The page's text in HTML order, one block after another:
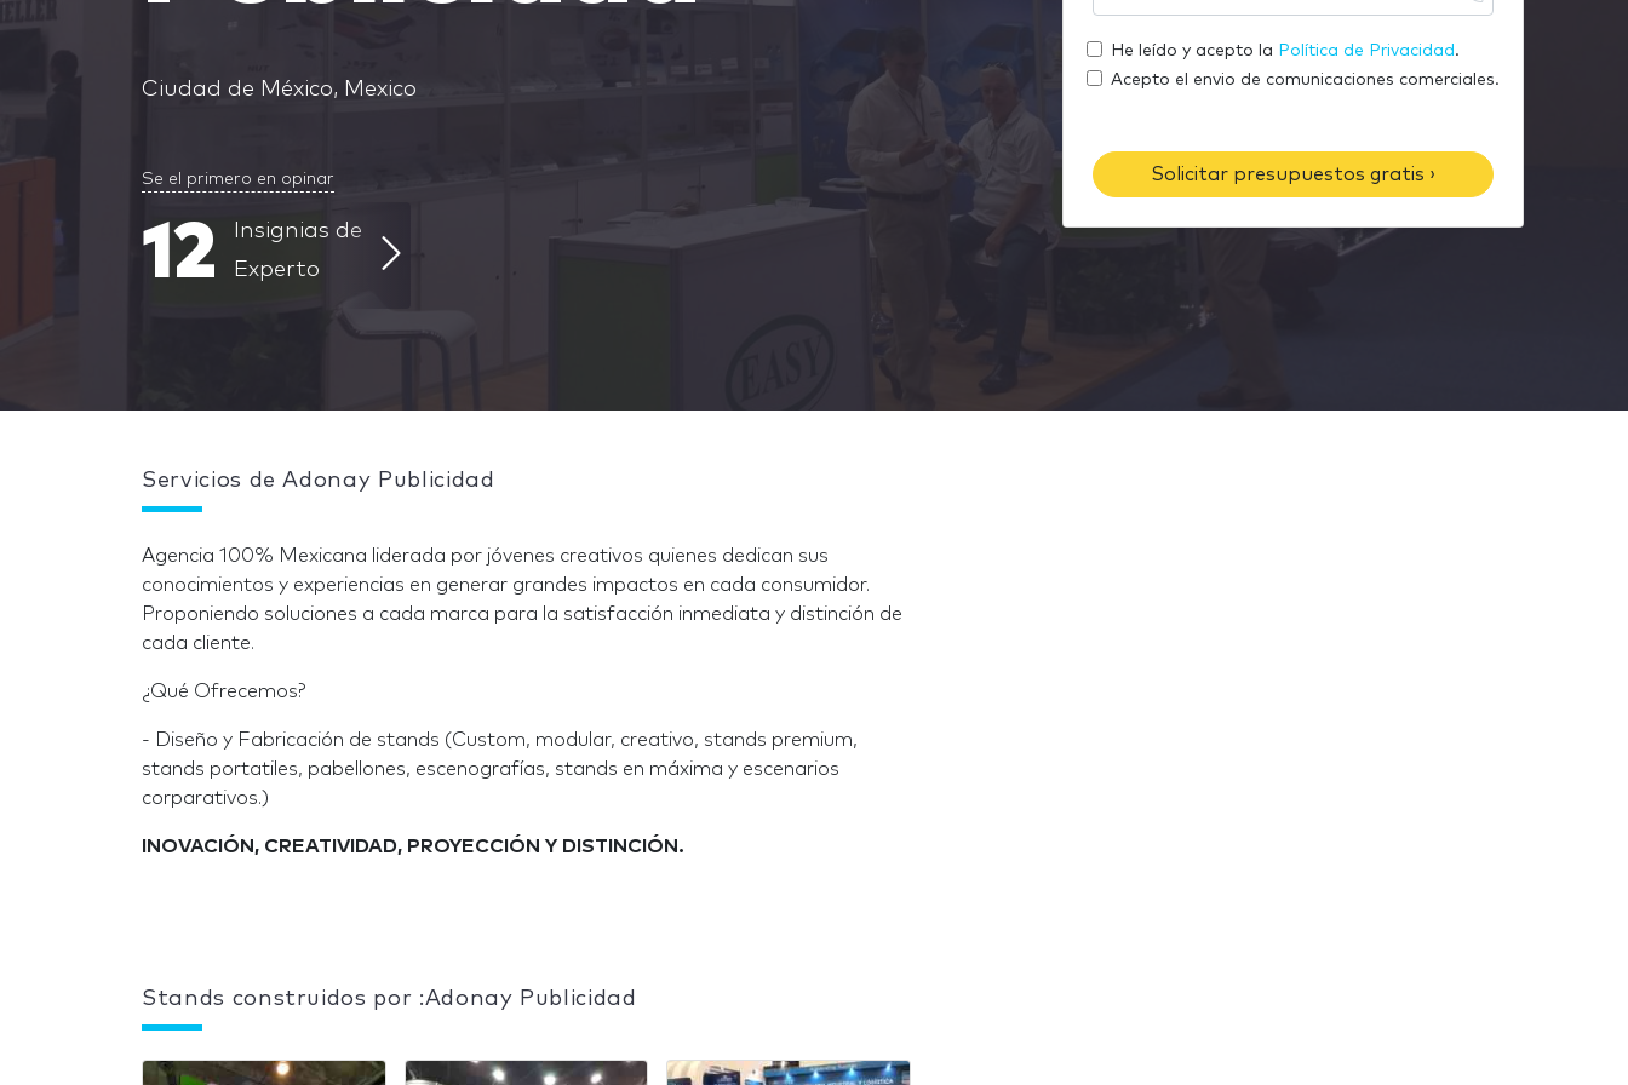
Ciudad de México, Mexico
Se el primero en opinar
12
Insignias de
Experto
e
i
l
u
t
e
f
o
He leído y acepto la Política de Privacidad .
Acepto el envio de comunicaciones comerciales.
Solicitar presupuestos gratis ›
Servicios de Adonay Publicidad
Agencia 100% Mexicana liderada por jóvenes creativos quienes dedican sus
conocimientos y experiencias en generar grandes impactos en cada consumidor.
Proponiendo soluciones a cada marca para la satisfacción inmediata y distinción de
cada cliente.
¿Qué Ofrecemos?
- Diseño y Fabricación de stands (Custom, modular, creativo, stands premium,
stands portatiles, pabellones, escenografías, stands en máxima y escenarios
corparativos.)
INOVACIÓN, CREATIVIDAD, PROYECCIÓN Y DISTINCIÓN.
Stands construidos por :Adonay Publicidad